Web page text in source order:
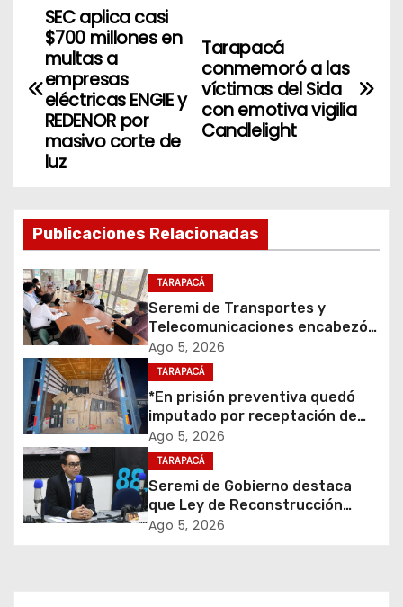
N
v
a
c
i
ó
n
d
e
e
n
Tarapacá
conmemoró a las
víctimas del Sida
con emotiva vigilia
Candlelight
SEC aplica casi
$700 millones en
multas a
empresas
eléctricas ENGIE y
REDENOR por
masivo corte de
luz
Publicaciones Relacionadas
TARAPACÁ
Seremi de Transportes y
Telecomunicaciones encabezó
primera mesa de coordinación
para el retiro de cables en
desuso en Iquique
Ago 5, 2026
TARAPACÁ
*En prisión preventiva quedó
imputado por receptación de
cigarrillos avaluados en $1.600
millones*
Ago 5, 2026
TARAPACÁ
Seremi de Gobierno destaca
que Ley de Reconstrucción
Nacional impulsará la inversión
Ago 5, 2026